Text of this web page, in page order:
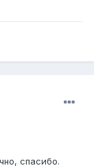
спасибо.